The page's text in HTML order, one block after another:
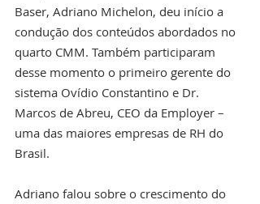
Baser, Adriano Michelon, deu início a
condução dos conteúdos abordados no
quarto CMM. Também participaram
desse momento o primeiro gerente do
sistema Ovídio Constantino e Dr.
Marcos de Abreu, CEO da Employer –
uma das maiores empresas de RH do
Brasil.
Adriano falou sobre o crescimento do